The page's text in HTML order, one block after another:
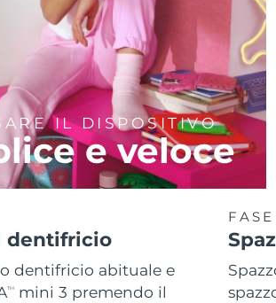
IL DISPOSITIVO
e veloce
dentifricio
dentifricio abituale e
TM
mini 3 premendo il